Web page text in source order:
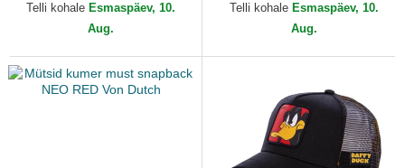
Telli kohale Esmaspäev, 10.
Aug.
Telli kohale Esmaspäev, 10.
Aug.